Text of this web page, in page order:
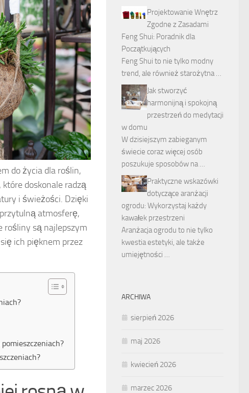
do życia dla roślin,
doskonale radzą
i świeżości. Dzięki
atmosferę,
rośliny są najlepszym
ich pięknem przez
Projektowanie Wnętrz
Zgodne z Zasadami
Feng Shui: Poradnik dla
Początkujących
Feng Shui to nie tylko modny
trend, ale również starożytna …
Jak stworzyć
harmonijną i spokojną
przestrzeń do medytacji
w domu
W dzisiejszym zabieganym
świecie coraz więcej osób
poszukuje sposobów na …
Praktyczne wskazówki
dotyczące aranżacji
ogrodu: Wykorzystaj każdy
kawałek przestrzeni
Aranżacja ogrodu to nie tylko
kwestia estetyki, ale także
umiejętności …
ARCHIWA
sierpień 2026
maj 2026
kwiecień 2026
marzec 2026